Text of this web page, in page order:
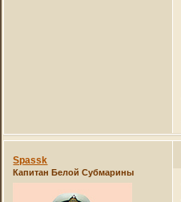
Spassk
Капитан Белой Субмарины